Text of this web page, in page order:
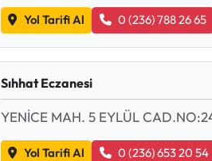
Yol Tarifi Al 0 (236) 788 26 65
Sıhhat Eczanesi
YENİCE MAH. 5 EYLÜL
Yol Tarifi Al 0 (236) 653 20 54